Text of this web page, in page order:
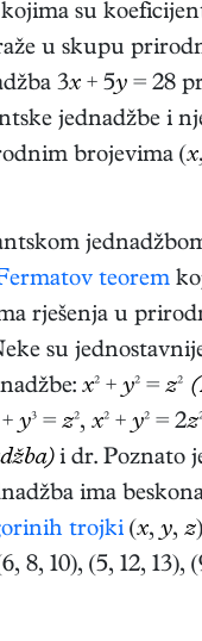
su
u skupu
3x + 5y = 28
jednadžbe i
brojevima (x
teorem
rješenja u
su
x² +y² = z²
+y³ = z², x² +y² = 2z
i dr. Poznato
ima
trojki (x,y, z
8, 10), (5, 12, 13),